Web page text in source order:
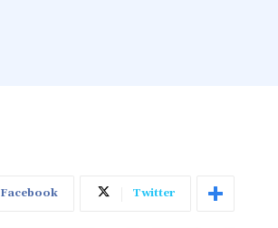
Facebook Twitter